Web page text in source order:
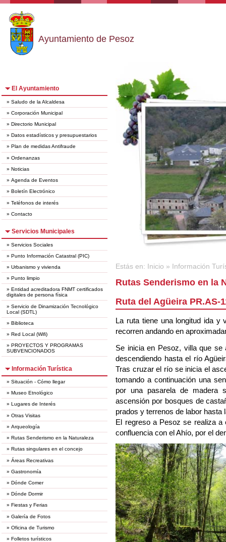
Ayuntamiento de Pesoz
El Ayuntamiento
» Saludo de la Alcaldesa
» Corporación Municipal
» Directorio Municipal
» Datos estadísticos y presupuestarios
» Plan de medidas Antifraude
» Ordenanzas
» Noticias
» Agenda de Eventos
» Boletín Electrónico
» Teléfonos de interés
» Contacto
Servicios Municipales
» Servicios Sociales
» Punto Información Catastral (PIC)
» Urbanismo y vivienda
» Punto limpio
» Entidad acreditadora FNMT certificados
digitales de persona física
» Servicio de Dinamización Tecnológico
Local (SDTL)
» Biblioteca
» Red Local (Wifi)
» PROYECTOS Y PROGRAMAS
SUBVENCIONADOS
Información Turística
» Situación - Cómo llegar
» Museo Etnológico
» Lugares de Interés
» Otras Visitas
» Arqueología
» Rutas Senderismo en la Naturaleza
» Rutas singulares en el concejo
» Áreas Recreativas
» Gastronomía
» Dónde Comer
» Dónde Dormir
» Fiestas y Ferias
» Galería de Fotos
» Oficina de Turismo
» Folletos turísticos
Estás en: Inicio » Información
Rutas Senderismo en la
Ruta del Agüeira PR.AS-
La ruta tiene una longitud ida y
recorren andando en
Se inicia en Pesoz, villa que se
descendiendo hasta el río
Tras cruzar el río se inicia el
tomando a continuación una
por una pasarela de madera
ascensión por bosques de
prados y terrenos de labor hasta
El regreso a Pesoz se realiza
confluencia con el Ahío, por el